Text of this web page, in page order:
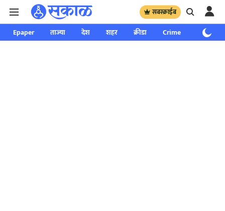
सबस्क्राईब
Epaper ताज्या देश शहर क्रीडा Crime साप्ताहिक